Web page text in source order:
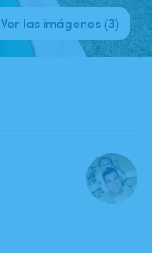
Ver las imágenes (3)